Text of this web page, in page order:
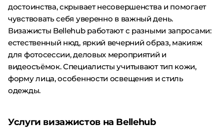
достоинства, скрывает несовершенства и помогает
чувствовать себя уверенно в важный день.
Визажисты Bellehub работают с разными запросами:
естественный нюд, яркий вечерний образ, макияж
для фотосессии, деловых мероприятий и
видеосъёмок. Специалисты учитывают тип кожи,
форму лица, особенности освещения и стиль
одежды.
Услуги визажистов на Bellehub